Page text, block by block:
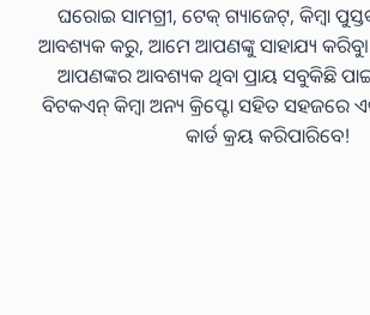
ଘରୋଇ ସାମଗ୍ରୀ, ଟେକ୍ ଗ୍ୟାଜେଟ୍, କିମ୍ବା
ଆବଶ୍ୟକ କରୁ, ଆମେ ଆପଣଙ୍କୁ ସାହାଯ୍ୟ
ଆପଣଙ୍କର ଆବଶ୍ୟକ ଥିବା ପ୍ରାୟ ସବୁକିଛି
ବିଟକଏନ୍ କିମ୍ବା ଅନ୍ୟ କ୍ରିପ୍ଟୋ ସହିତ ସହଜରେ
କାର୍ଡ କ୍ରୟ କରିପାରିବେ!